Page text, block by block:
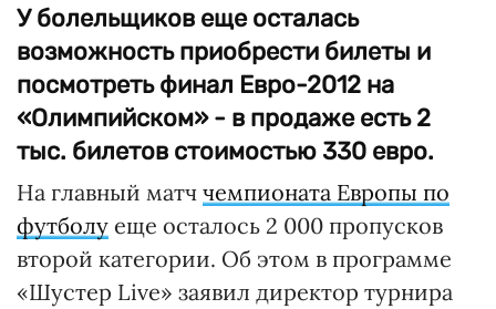
У болельщиков еще осталась
возможность приобрести билеты и
посмотреть финал Евро-2012 на
«Олимпийском» - в продаже есть 2
тыс. билетов стоимостью 330 евро.
На главный матч чемпионата Европы по
футболу еще осталось 2 000 пропусков
второй категории. Об этом в программе
«Шустер Live» заявил директор турнира